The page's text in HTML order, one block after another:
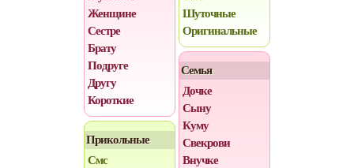
Женщине
Сестре
Брату
Подруге
Другу
Короткие
Прикольные
Смс
Шуточные
Оригинальные
Семья
Дочке
Сыну
Куму
Свекрови
Внучке